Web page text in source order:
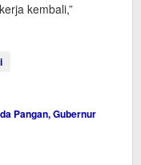
kembali,”
Pangan, Gubernur